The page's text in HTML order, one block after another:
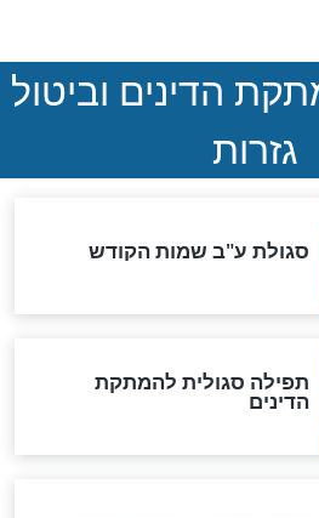
החשאי של טראמפ
בלי שקיפות ועם הרבה
שאלה
האבוד שנחשף
מוסקבה: כתב היד
של הרשב"ם התגלה
לקב"ה על כל השנים"